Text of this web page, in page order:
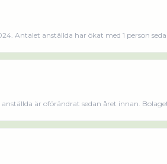
Antalet anställda har ökat med 1 person
är oförändrat sedan året innan.